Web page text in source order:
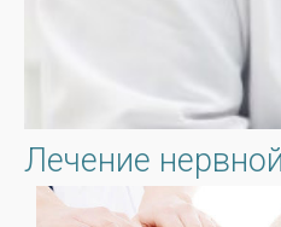
Лечение